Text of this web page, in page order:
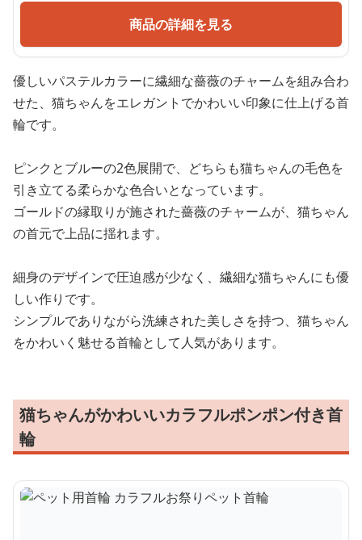
商品の詳細を見る
優しいパステルカラーに繊細な薔薇のチャームを組み合わ
せた、猫ちゃんをエレガントでかわいい印象に仕上げる首
輪です。
ピンクとブルーの2色展開で、どちらも猫ちゃんの毛色を
引き立てる柔らかな色合いとなっています。
ゴールドの縁取りが施された薔薇のチャームが、猫ちゃん
の首元で上品に揺れます。
細身のデザインで圧迫感が少なく、繊細な猫ちゃんにも優
しい作りです。
シンプルでありながら洗練された美しさを持つ、猫ちゃん
をかわいく魅せる首輪として人気があります。
猫ちゃんがかわいいカラフルポンポン付き首
輪